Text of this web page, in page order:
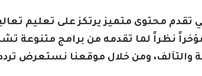
تقدم محتوى متميز يرتكز على تعليم
نظراً لما تقدمه من برامج متنوعة